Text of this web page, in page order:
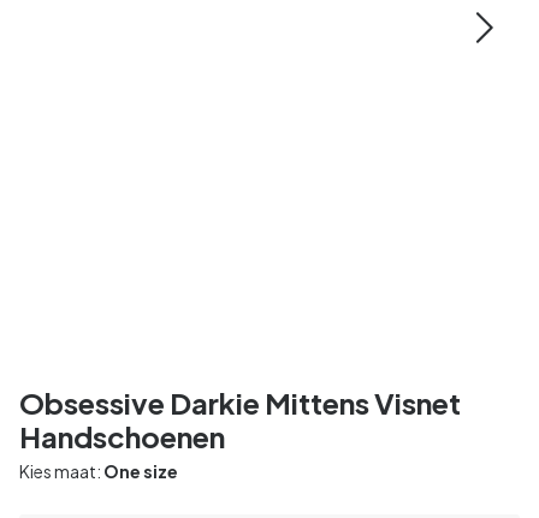
Obsessive Darkie Mittens Visnet
Handschoenen
Kies maat: One size